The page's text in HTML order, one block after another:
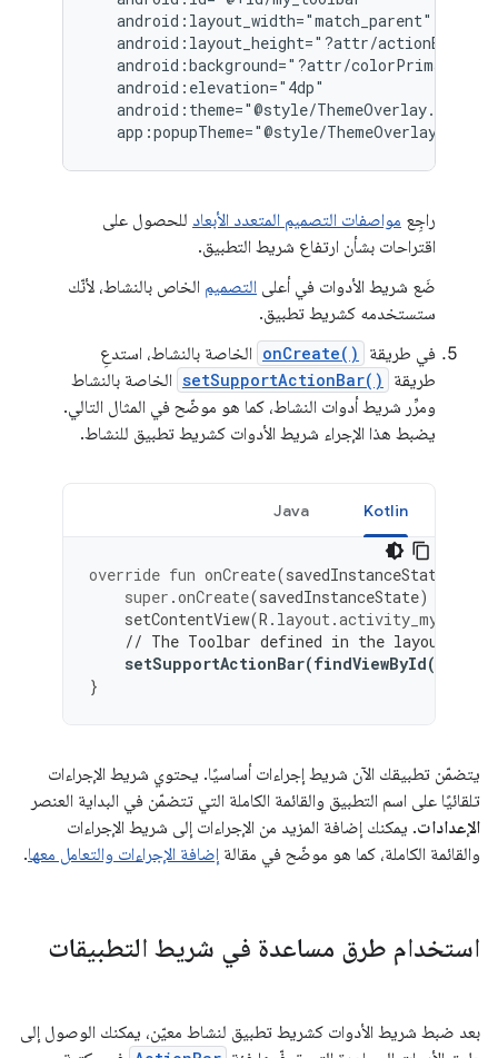
app:popupTheme="@style/
راجِع مواصفات التصميم المتعدد الأبعاد للحصول على
اقتراحات بشأن ارتفاع شريط التطبيق.
ضَع شريط الأدوات في أعلى التصميم الخاص بالنشاط، لأنّك
ستستخدمه كشريط تطبيق.
في طريقة
onCreate() الخاصة بالنشاط، استدعِ
طريقة
setSupportActionBar() الخاصة بالنشاط
ومرِّر شريط أدوات النشاط، كما هو موضّح في المثال التالي.
يضبط هذا الإجراء شريط الأدوات كشريط تطبيق للنشاط.
Kotlin
Java
override fun onCreate(savedInstanceState
super .onCreate(savedInstanceState)
setContentView(R . layout .activity_my
// The Toolbar defined in the layout has
setSupportActionBar(findViewById(
}
يتضمّن تطبيقك الآن شريط إجراءات أساسيًا. يحتوي شريط الإجراءات
تلقائيًا على اسم التطبيق والقائمة الكاملة التي تتضمّن في البداية العنصر
الإعدادات. يمكنك إضافة المزيد من الإجراءات إلى شريط الإجراءات
والقائمة الكاملة، كما هو موضّح في مقالة إضافة الإجراءات والتعامل معها.
استخدام طرق مساعدة في شريط التطبيقات
بعد ضبط شريط الأدوات كشريط تطبيق لنشاط معيّن، يمكنك الوصول إلى